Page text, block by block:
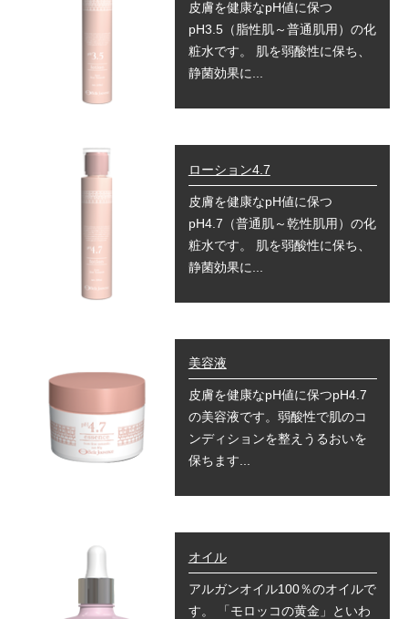
皮膚を健康なpH値に保つ
pH3.5（脂性肌～普通肌用）の化
粧水です。 肌を弱酸性に保ち、
静菌効果に...
ローション4.7
皮膚を健康なpH値に保つ
pH4.7（普通肌～乾性肌用）の化
粧水です。 肌を弱酸性に保ち、
静菌効果に...
美容液
皮膚を健康なpH値に保つpH4.7
の美容液です。弱酸性で肌のコ
ンディションを整えうるおいを
保ちます...
オイル
アルガンオイル100％のオイルで
す。 「モロッコの黄金」といわ